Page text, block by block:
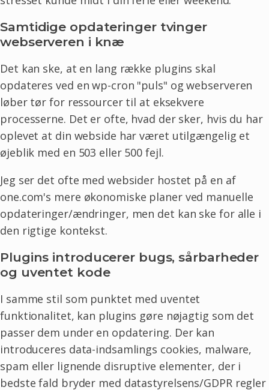
Samtidige opdateringer tvinger
webserveren i knæ
Det kan ske, at en lang række plugins skal
opdateres ved en wp-cron "puls" og webserveren
løber tør for ressourcer til at eksekvere
processerne. Det er ofte, hvad der sker, hvis du har
oplevet at din webside har været utilgængelig et
øjeblik med en 503 eller 500 fejl.
Jeg ser det ofte med websider hostet på en af
one.com's mere økonomiske planer ved manuelle
opdateringer/ændringer, men det kan ske for alle i
den rigtige kontekst.
Plugins introducerer bugs, sårbarheder
og uventet kode
I samme stil som punktet med uventet
funktionalitet, kan plugins gøre nøjagtig som det
passer dem under en opdatering. Der kan
introduceres data-indsamlings cookies, malware,
spam eller lignende disruptive elementer, der i
bedste fald bryder med datastyrelsens/GDPR regler